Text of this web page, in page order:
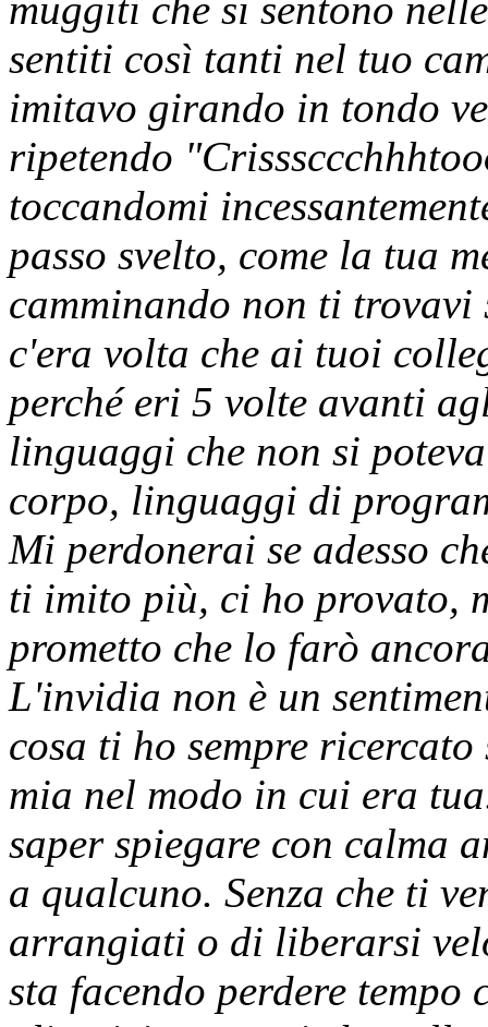
sentiti così tanti nel tuo
imitavo girando in tondo
ripetendo
toccandomi
passo svelto, come la tua
camminando non ti
c'era volta che ai tuoi
perché eri 5 volte avanti
linguaggi che non si
corpo, linguaggi di
Mi perdonerai se adesso
ti imito più, ci ho provato,
prometto che lo farò
L'invidia non è un
cosa ti ho sempre
mia nel modo in cui era
saper spiegare con calma
a qualcuno. Senza che ti
arrangiati o di liberarsi
sta facendo perdere